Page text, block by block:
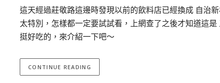
這天經過莊敬路這邊時發現以前的飲料店已經換成 自治
太特別，怎樣都一定要試試看，上網查了之後才知道這
挺好吃的，來介紹一下吧～
CONTINUE READING